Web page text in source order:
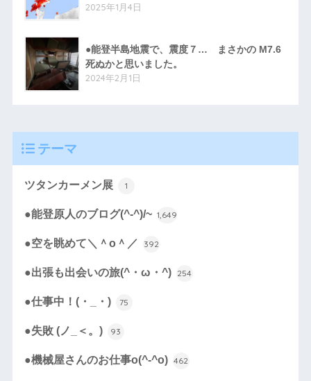
2025年1月4日
●能登半島地震で、震度７… まさかの M7.6
死ぬかと思いました。
2024年2月1日
テーマ
ツタンカーメン展 1
●能登原人のブログ(^-^)/~ 1,649
●空を眺めて＼＾o＾／ 392
●出張も出会いの旅(^・ω・^) 254
●仕事中！(・_・) 75
●失敗 (ノ_＜。) 93
●機械屋さんのお仕事o(^-^o) 462